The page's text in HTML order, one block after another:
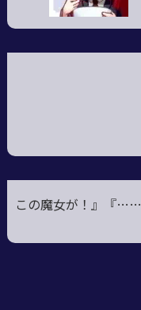
この魔女が ！』『……